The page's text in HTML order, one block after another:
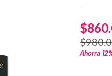
Ahorra